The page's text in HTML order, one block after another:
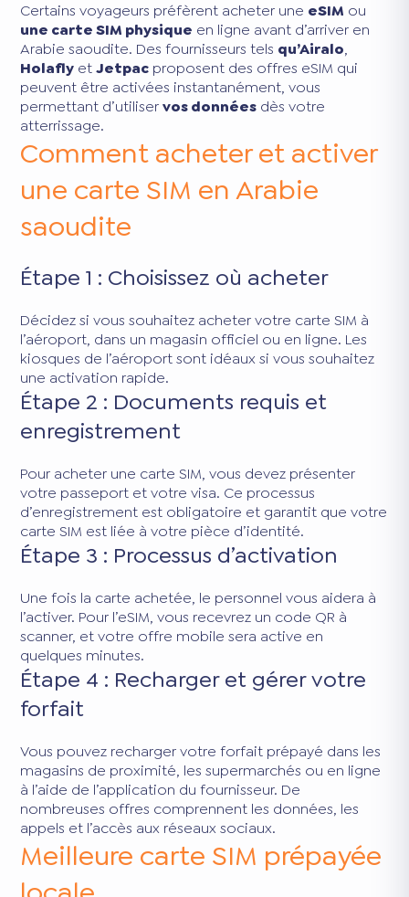
Certains voyageurs préfèrent acheter une eSIM ou
une carte SIM physique en ligne avant d’arriver en
Arabie saoudite. Des fournisseurs tels qu’Airalo,
Holafly etJetpac proposent des offres eSIM qui
peuvent être activées instantanément, vous
permettant d’utiliservos données dès votre
atterrissage.
Comment acheter et activer
une carte SIM en Arabie
saoudite
Étape 1 : Choisissez où acheter
Décidez si vous souhaitez acheter votre carte SIM à
l’aéroport, dans un magasin officiel ou en ligne. Les
kiosques de l’aéroport sont idéaux si vous souhaitez
une activation rapide.
Étape 2 : Documents requis et
enregistrement
Pour acheter une carte SIM, vous devez présenter
votre passeport et votre visa. Ce processus
d’enregistrement est obligatoire et garantit que votre
carte SIM est liée à votre pièce d’identité.
Étape 3 : Processus d’activation
Une fois la carte achetée, le personnel vous aidera à
l’activer. Pour l’eSIM, vous recevrez un code QR à
scanner, et votre offre mobile sera active en
quelques minutes.
Étape 4 : Recharger et gérer votre
forfait
Vous pouvez recharger votre forfait prépayé dans les
magasins de proximité, les supermarchés ou en ligne
à l’aide de l’application du fournisseur. De
nombreuses offres comprennent les données, les
appels et l’accès aux réseaux sociaux.
Meilleure carte SIM prépayée